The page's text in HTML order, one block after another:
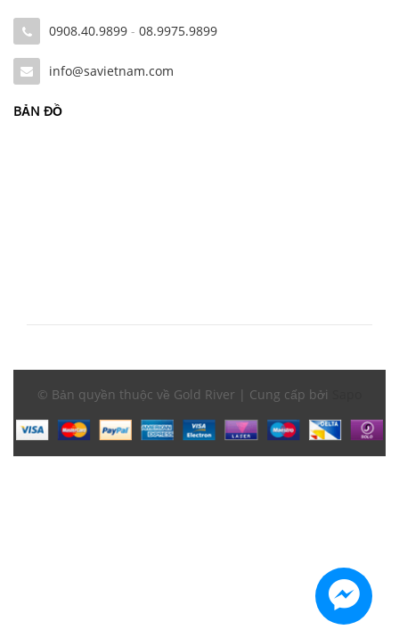
0908.40.9899 - 08.9975.9899
info@savietnam.com
BẢN ĐỒ
© Bản quyền thuộc về Gold River | Cung cấp bởi